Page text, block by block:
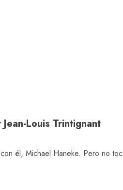
Jean-Louis Trintignant
él, Michael Haneke. Pero no